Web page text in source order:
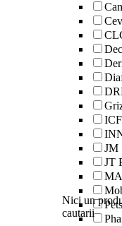
ICF
JM
JT
Nici un
cautarii